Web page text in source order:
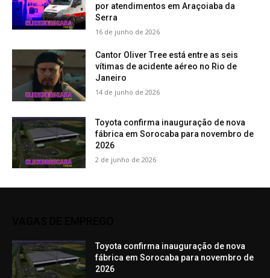
por atendimentos em Araçoiaba da
Serra
16 de junho de 2026
Cantor Oliver Tree está entre as seis
vítimas de acidente aéreo no Rio de
Janeiro
14 de junho de 2026
Toyota confirma inauguração de nova
fábrica em Sorocaba para novembro de
2026
2 de junho de 2026
Toyota confirma inauguração de nova
fábrica em Sorocaba para novembro de
2026